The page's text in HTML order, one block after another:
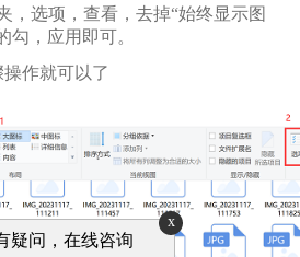
，选项，查看，去掉“始终显示图
勾，应用即可。
作就可以了
x
疑问，在线咨询